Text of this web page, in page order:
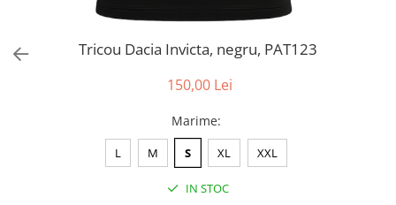
Tricou Dacia Invicta, negru, PAT123
150,00 Lei
Marime:
L M S XL XXL
IN STOC